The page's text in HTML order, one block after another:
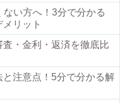
い方へ！3分で分かる
リット
・金利・返済を徹底比
注意点！5分で分かる解